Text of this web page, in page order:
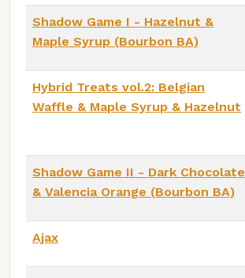
Shadow Game I - Hazelnut &
Maple Syrup (Bourbon BA)
Hybrid Treats vol.2: Belgian
Waffle & Maple Syrup & Hazelnut
Shadow Game II - Dark Chocolate
& Valencia Orange (Bourbon BA)
Ajax